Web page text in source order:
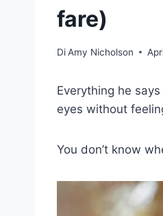
fare)
DiAmy Nicholson
Everything he
eyes without
You don’t know